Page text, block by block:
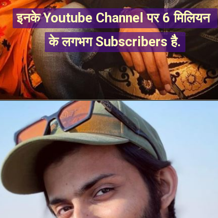
इनके Youtube Channel पर 6 मिलियन
के लगभग Subscribers है.
इनके Youtube Channel पर 6 मिलियन
के लगभग Subscribers है.